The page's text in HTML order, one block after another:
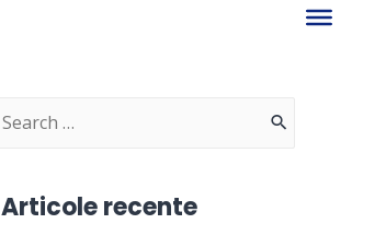
S
Articole recente